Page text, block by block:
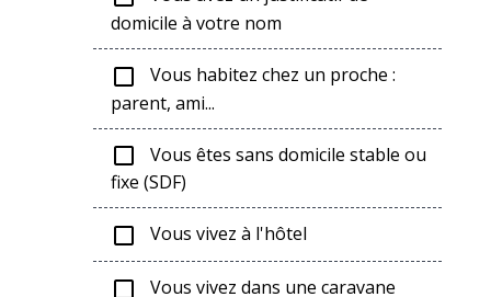
domicile à votre nom
check_box_outline_blank
Vous habitez chez un proche :
parent, ami...
check_box_outline_blank
Vous êtes sans domicile stable ou
fixe (SDF)
check_box_outline_blank Vous vivez à l'hôtel
check_box_outline_blank Vous vivez dans une caravane